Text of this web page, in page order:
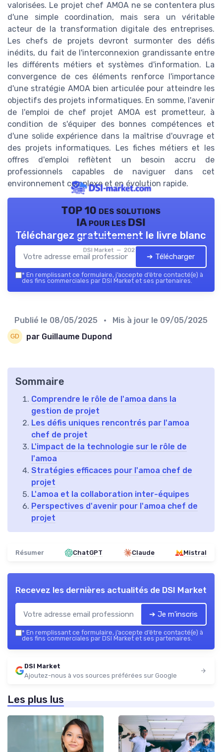
valorisées. Le projet chef AMOA ne se contentera plus
d'une simple coordination, mais sera un véritable
acteur de la transformation digitale des entreprises.
Les chefs de projets devront surmonter des défis
inédits, du fait de l'interconnexion grandissante entre
les différents métiers et systèmes d'information. La
convergence de ces éléments renforce l'importance
d'une stratégie AMOA bien articulée pour atteindre les
objectifs des projets informatiques. En somme, l'avenir
de l'emploi de chef projet AMOA est prometteur, à
condition de s'équiper des bonnes compétences et
d'une solide expérience dans la maîtrise d'ouvrage et
des projets informatiques. Les fiches métiers et les
offres d'emploi reflètent un besoin accru de
professionnels capables de naviguer dans cet
environnement complexe et en évolution rapide.
TOP 10 des solutions
IA pour les DSI
DSI Market — 2026
Téléchargez gratuitement le livre blanc
➔ Télécharger
* En remplissant ce formulaire, j’accepte d’être contacté(e) à
des fins commerciales par DSI Market et ses partenaires.
Publié le 08/05/2025 • Mis à jour le 09/05/2025
par Guillaume Dupond
Sommaire
Comprendre le rôle de l'amoa dans la
gestion de projet
Les défis uniques rencontrés par l'amoa
chef de projet
L'impact de la technologie sur le rôle de
l'amoa
Stratégies efficaces pour l'amoa chef de
projet
L'amoa et la collaboration inter-équipes
Perspectives d'avenir pour l'amoa chef de
projet
Résumer ChatGPT Claude Mistral
Recevez les dernières actualités de DSI Market
➔ Je m'inscris
* En remplissant ce formulaire, j’accepte d’être contacté(e) à
des fins commerciales par DSI Market et ses partenaires.
DSI Market
Ajoutez-nous à vos sources préférées sur Google
Les plus lus